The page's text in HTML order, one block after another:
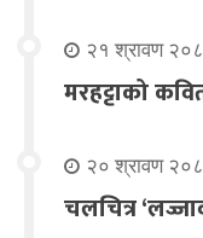
२१ श्रावण
मरहट्टाको
२० श्रावण
चलचित्र